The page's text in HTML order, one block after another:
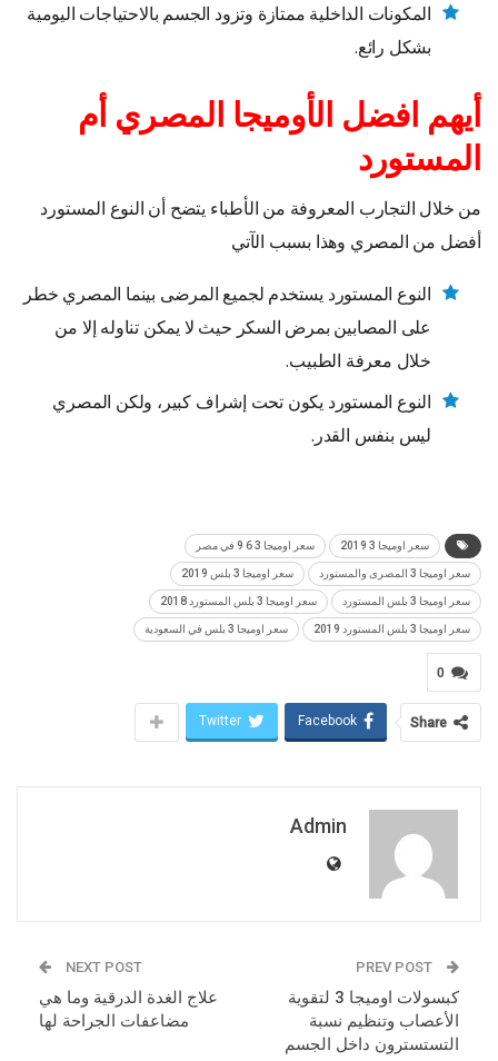
المكونات الداخلية ممتازة وتزود الجسم بالاحتياجات اليومية
بشكل رائع.
أيهم افضل الأوميجا المصري أم
المستورد
من خلال التجارب المعروفة من الأطباء يتضح أن النوع المستورد
أفضل من المصري وهذا بسبب الآتي
النوع المستورد يستخدم لجميع المرضى بينما المصري خطر
على المصابين بمرض السكر حيث لا يمكن تناوله إلا من
خلال معرفة الطبيب.
النوع المستورد يكون تحت إشراف كبير، ولكن المصري
ليس بنفس القدر.
سعر اوميجا 3 2019 سعر اوميجا 3 6 9 في مصر
سعر اوميجا 3 المصرى والمستورد سعر اوميجا 3 بلس 2019
سعر اوميجا 3 بلس المستورد سعر اوميجا 3 بلس المستورد 2018
سعر اوميجا 3 بلس المستورد 2019 سعر اوميجا 3 بلس في السعودية
0
Share
Facebook
Twitter
Admin
كبسولات اوميجا 3 لتقوية
الأعصاب وتنظيم نسبة
التستسترون داخل الجسم
NEXT POST
علاج الغدة الدرقية وما هي
مضاعفات الجراحة لها